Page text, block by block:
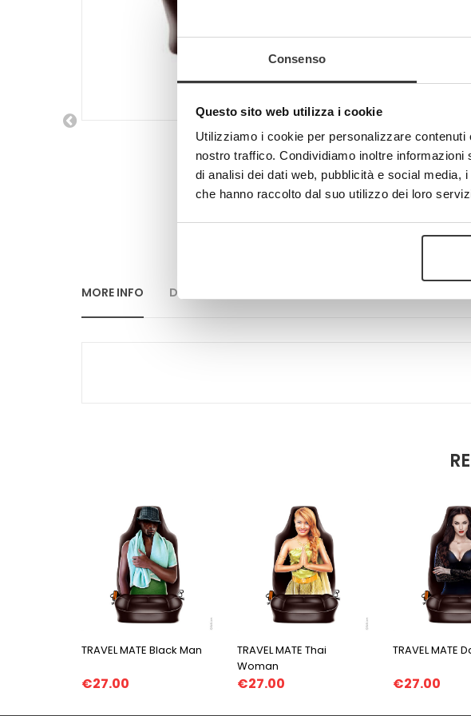
Consenso
Questo sito web utilizza i cookie
Utilizziamo i cookie per personalizzare
nostro traffico. Condividiamo inoltre
di analisi dei dati web, pubblicità e social media,
che hanno raccolto dal suo utilizzo dei loro
MORE INFO DATA SHEET
TRAVEL MATE Black Man
€27.00
TRAVEL MATE Thai
Woman
€27.00
TRAVEL MATE
€27.00